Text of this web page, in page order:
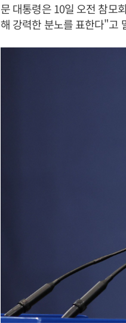
문 대통령은 10일 오전 참모
해 강력한 분노를 표한다"고